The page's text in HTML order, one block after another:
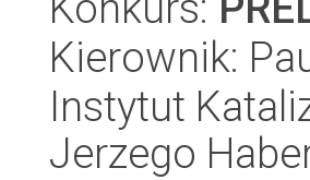
Kierownik:
Instytut
Jerzego